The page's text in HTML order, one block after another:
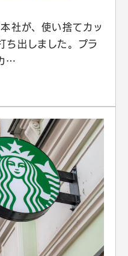
社が、使い捨てカッ
ち出しました。プラ
…